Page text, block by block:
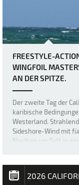
FREESTYLE-
WINGFOIL
AN DER SPITZE.
Der zweite Tag der
karibische
Westerland.
Sideshore-Wind mit
Nordsee vor Sylt in
2026